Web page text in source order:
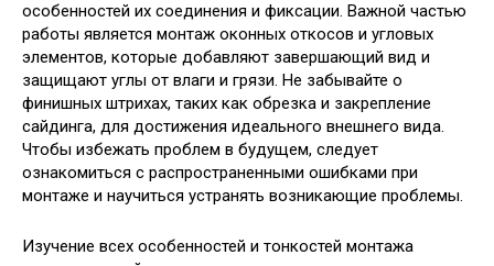
особенностей их соединения и фиксации. Важной частью
работы является монтаж оконных откосов и угловых
элементов, которые добавляют завершающий вид и
защищают углы от влаги и грязи. Не забывайте о
финишных штрихах, таких как обрезка и закрепление
сайдинга, для достижения идеального внешнего вида.
Чтобы избежать проблем в будущем, следует
ознакомиться с распространенными ошибками при
монтаже и научиться устранять возникающие проблемы.
Изучение всех особенностей и тонкостей монтажа